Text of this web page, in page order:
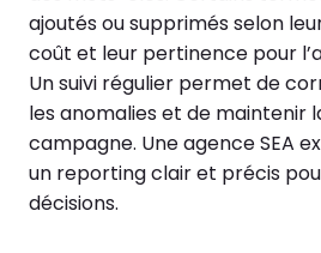
ajoutés ou supprimés selon
coût et leur pertinence pour
Un suivi régulier permet de
les anomalies et de maintenir
campagne. Une agence SEA
un reporting clair et précis
décisions.